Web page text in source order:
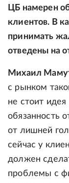
ЦБ намерен
клиентов. В
принимать
отведены на
Михаил
с рынком
не стоит
обязанность
от лишней
сейчас у
должен
проблемы с